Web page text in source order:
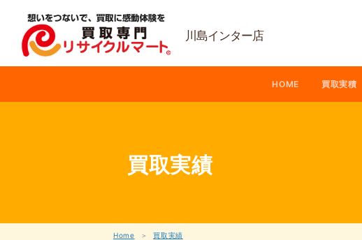
川島インター店
HOME 買取実積
買取実績
Home 買取実績